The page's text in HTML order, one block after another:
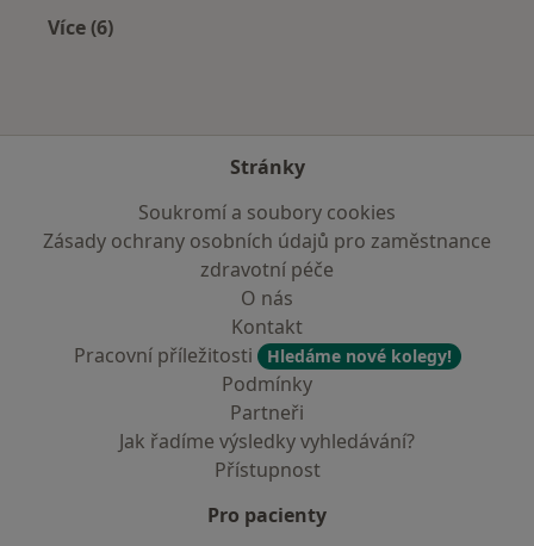
Více (6)
Stránky
Soukromí a soubory cookies
Zásady ochrany osobních údajů pro zaměstnance
zdravotní péče
O nás
Kontakt
Pracovní příležitosti
Hledáme nové kolegy!
Podmínky
Partneři
Jak řadíme výsledky vyhledávání?
Přístupnost
Pro pacienty